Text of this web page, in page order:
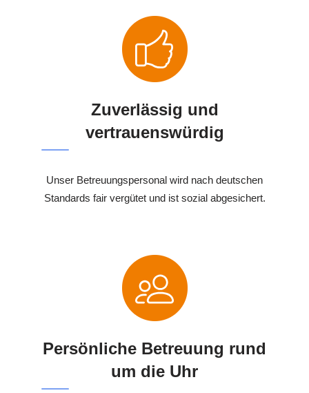
Zuverlässig und
vertrauenswürdig
Unser Betreuungspersonal wird nach deutschen
Standards fair vergütet und ist sozial abgesichert.
Persönliche Betreuung rund
um die Uhr